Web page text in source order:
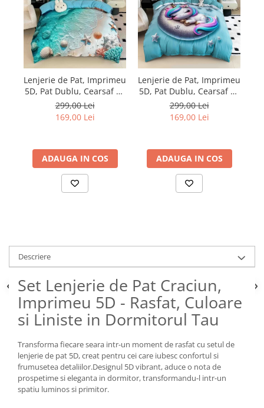
Lenjerie de Pat, Imprimeu
5D, Pat Dublu, Cearsaf cu
Elastic
299,00 Lei
169,00 Lei
ADAUGA IN COS
Lenjerie de Pat, Imprimeu
5D, Pat Dublu, Cearsaf cu
Elastic
299,00 Lei
169,00 Lei
ADAUGA IN COS
Descriere
Set Lenjerie de Pat Craciun,
Imprimeu 5D - Rasfat, Culoare
si Liniste in Dormitorul Tau
Transforma fiecare seara intr-un moment de rasfat cu setul de
lenjerie de pat 5D, creat pentru cei care iubesc confortul si
frumusetea detaliilor.Designul 5D vibrant, aduce o nota de
prospetime si eleganta in dormitor, transformandu-l intr-un
spatiu luminos si primitor.